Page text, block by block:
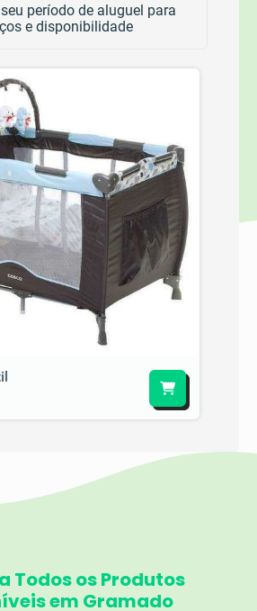
período de aluguel para
e disponibilidade
Todos os Produtos
em Gramado